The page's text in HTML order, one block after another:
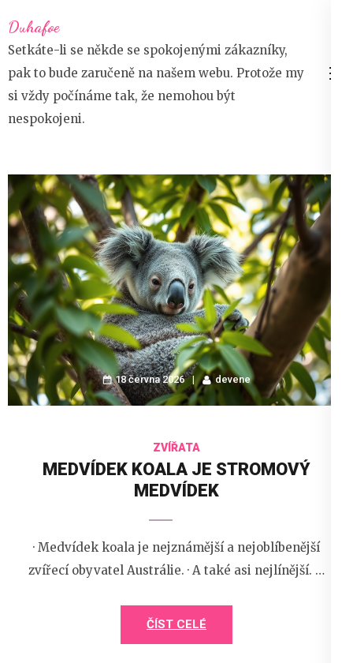
na
obsah
(stiskněte
Enter)
Duhafoe
Setkáte-li se někde se spokojenými zákazníky,
pak to bude zaručeně na našem webu. Protože my
si vždy počínáme tak, že nemohou být
nespokojeni.
18 června 2026 devene
ZVÍŘATA
MEDVÍDEK KOALA JE STROMOVÝ
MEDVÍDEK
· Medvídek koala je nejznámější a nejoblíbenější
zvířecí obyvatel Austrálie. · A také asi nejlínější. …
ČÍST CELÉ